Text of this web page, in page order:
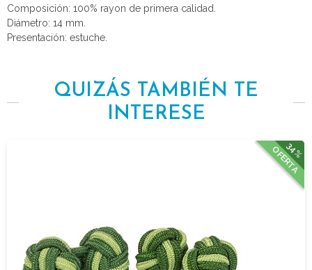
Composición: 100% rayon de primera calidad.
Diámetro: 14 mm.
Presentación: estuche.
QUIZÁS TAMBIÉN TE
INTERESE
34%
OFERTA